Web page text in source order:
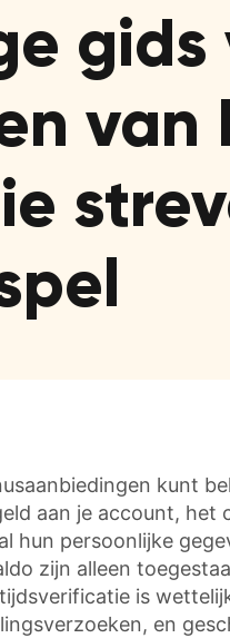
van
kunt
aan je account,
hun persoonlijke
zijn alleen
is
en